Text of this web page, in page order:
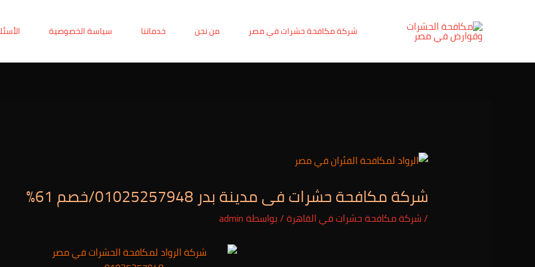
شركة مكافحة حشرات في مصر من نحن خدماتنا سياسة الخصوصية
شركة مكافحة حشرات فى مدينة بدر 01025257948/خصم 61%
/شركة مكافحة حشرات في القاهرة/ بواسطةadmin
navigation